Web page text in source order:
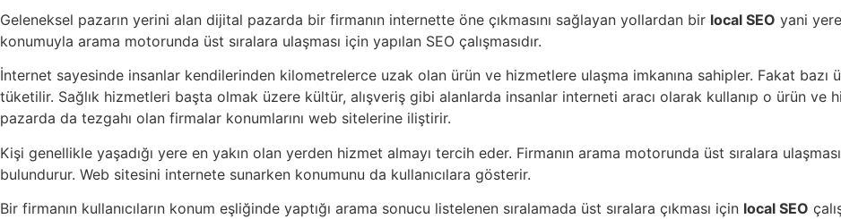
Geleneksel pazarın yerini alan dijital pazarda bir firmanın internette öne çıkmasını sağlayan yollardan bir local SEO yani
konumuyla arama motorunda üst sıralara ulaşması için yapılan SEO çalışmasıdır.
İnternet sayesinde insanlar kendilerinden kilometrelerce uzak olan ürün ve hizmetlere ulaşma imkanına sahipler. Fakat
tüketilir. Sağlık hizmetleri başta olmak üzere kültür, alışveriş gibi alanlarda insanlar interneti aracı olarak kullanıp o ürün
pazarda da tezgahı olan firmalar konumlarını web sitelerine iliştirir.
Kişi genellikle yaşadığı yere en yakın olan yerden hizmet almayı tercih eder. Firmanın arama motorunda üst sıralara
bulundurur. Web sitesini internete sunarken konumunu da kullanıcılara gösterir.
Bir firmanın kullanıcıların konum eşliğinde yaptığı arama sonucu listelenen sıralamada üst sıralara çıkması için local SEO